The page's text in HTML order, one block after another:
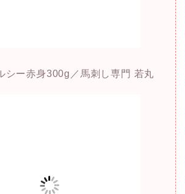
ー赤身300g／馬刺し専門 若丸